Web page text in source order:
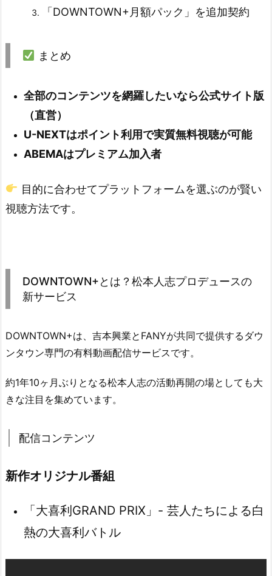
「DOWNTOWN+月額パック」を追加契約
まとめ
全部のコンテンツを網羅したいなら公式サイト版
（直営）
U-NEXTはポイント利用で実質無料視聴が可能
ABEMAはプレミアム加入者
目的に合わせてプラットフォームを選ぶのが賢い
視聴方法です。
DOWNTOWN+とは？松本人志プロデュースの
新サービス
DOWNTOWN+は、吉本興業とFANYが共同で提供するダウ
ンタウン専門の有料動画配信サービスです。
約1年10ヶ月ぶりとなる松本人志の活動再開の場としても大
きな注目を集めています。
配信コンテンツ
新作オリジナル番組
「大喜利GRAND PRIX」- 芸人たちによる白
熱の大喜利バトル